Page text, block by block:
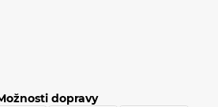
dopravy